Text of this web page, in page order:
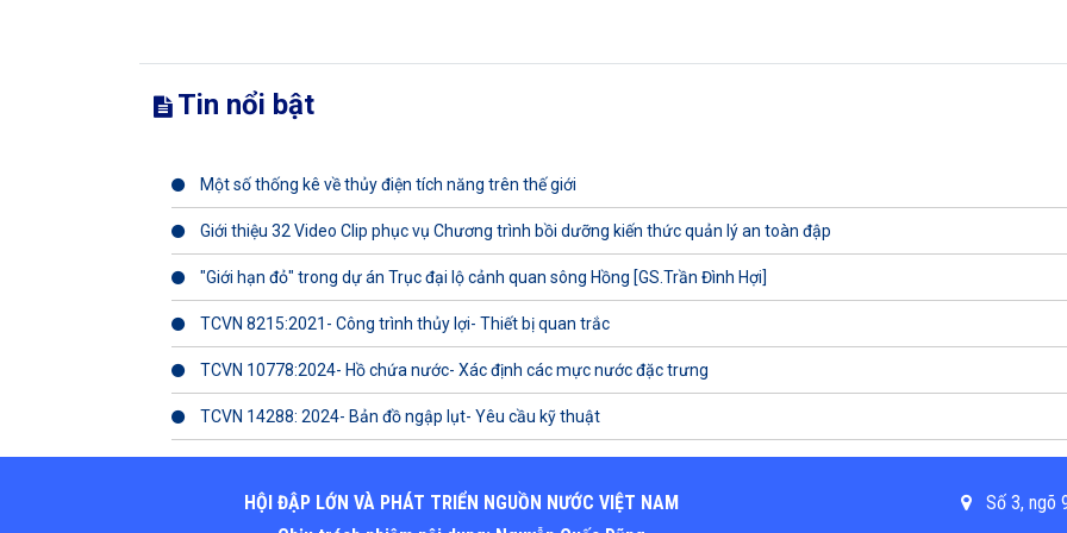
Tin nổi bật
Một số thống kê về thủy điện tích năng trên thế giới
Giới thiệu 32 Video Clip phục vụ Chương trình bồi dưỡng kiến thức quản lý an toàn đập
"Giới hạn đỏ" trong dự án Trục đại lộ cảnh quan sông Hồng [GS.Trần Đình Hợi]
TCVN 8215:2021- Công trình thủy lợi- Thiết bị quan trắc
TCVN 10778:2024- Hồ chứa nước- Xác định các mực nước đặc trưng
TCVN 14288: 2024- Bản đồ ngập lụt- Yêu cầu kỹ thuật
HỘI ĐẬP LỚN VÀ PHÁT TRIỂN NGUỒN NƯỚC VIỆT NAM
Số 3, ngõ